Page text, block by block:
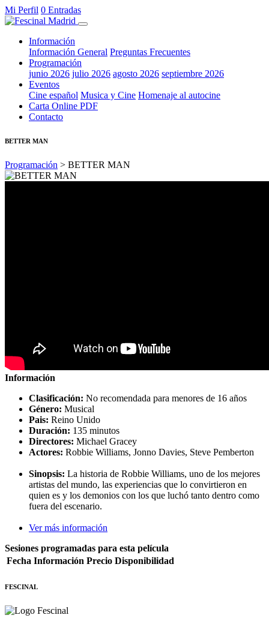
Mi Perfil 0 Entradas
Información
Información General Preguntas Frecuentes
Programación
junio 2026 julio 2026 agosto 2026 septiembre 2026
Eventos
Cine español Musica y Cine Homenaje al autocine
Carta Online PDF
Contacto
BETTER MAN
Programación > BETTER MAN
Información
Clasificación: No recomendada para menores de 16 años
Género: Musical
Pais: Reino Unido
Duración: 135 minutos
Directores: Michael Gracey
Actores: Robbie Williams, Jonno Davies, Steve Pemberton
Sinopsis: La historia de Robbie Williams, uno de los mejores
artistas del mundo, las experiencias que lo convirtieron en
quien es y los demonios con los que luchó tanto dentro como
fuera del escenario.
Ver más información
Sesiones programadas para esta película
Fecha Información Precio Disponibilidad
FESCINAL